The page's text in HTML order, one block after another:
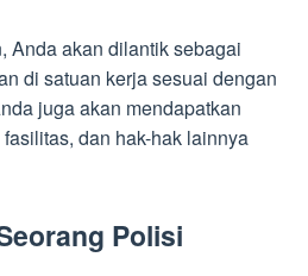
Anda akan dilantik sebagai
di satuan kerja sesuai dengan
juga akan mendapatkan
dan hak-hak lainnya
Polisi